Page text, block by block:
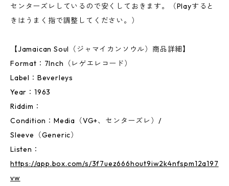
センターズレしているので安くしておきます。（Playすると
きはうまく指で調整してください。）
【Jamaican Soul（ジャマイカンソウル）商品詳細】
Format：7Inch（レゲエレコード）
Label：Beverleys
Year：1963
Riddim：
Condition：Media（VG+、センターズレ）/
Sleeve（Generic）
Listen：
https://app.box.com/s/3f7uez666hout9iw2k4nfspm12a197
vw